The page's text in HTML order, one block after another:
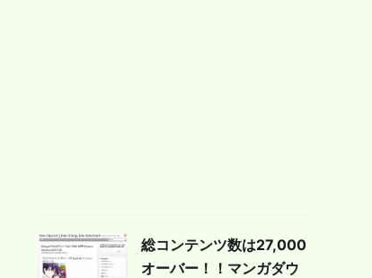
総コンテンツ数は27,000
オーバー！！マンガダウ